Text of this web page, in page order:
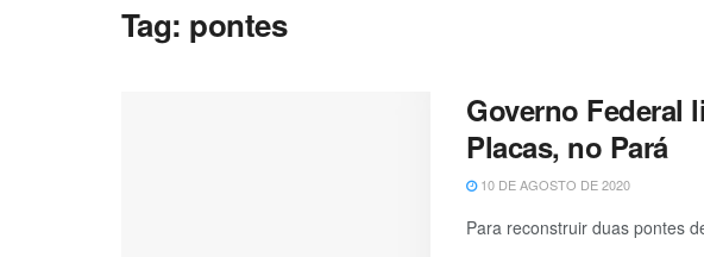
Tag: pontes
Governo Federal
Placas, no Pará
10 DE AGOSTO DE 2020
Para reconstruir duas pontes